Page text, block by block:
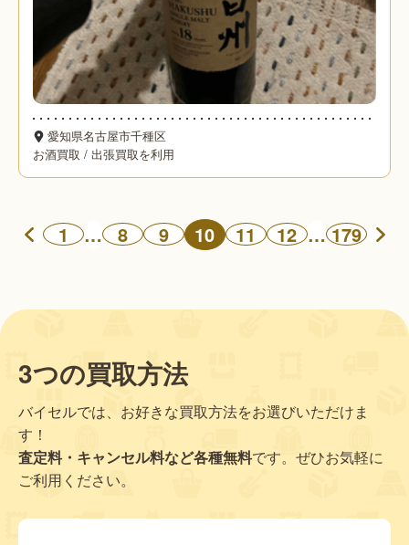
愛知県名古屋市千種区
お酒買取 / 出張買取を利用
1 … 8 9 10 11 12 … 179
3つの買取方法
バイセルでは、お好きな買取方法をお選びいただけま
す！
査定料・キャンセル料など各種無料です。ぜひお気軽に
ご利用ください。